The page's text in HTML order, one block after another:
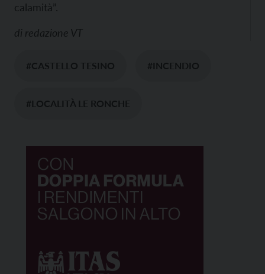
calamità”.
di redazione VT
#CASTELLO TESINO #INCENDIO
#LOCALITÀ LE RONCHE